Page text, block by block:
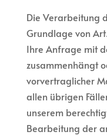
Die Verarbeitung
Grundlage von
Ihre Anfrage mit
zusammenhängt
vorvertraglicher
allen übrigen
unserem
Bearbeitung der